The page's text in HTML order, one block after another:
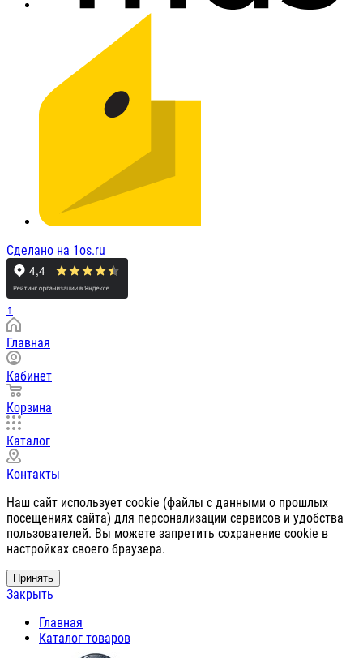
Сделано на 1os.ru
↑
Главная
Кабинет
Корзина
Каталог
Контакты
Наш сайт использует cookie (файлы с данными о прошлых
посещениях сайта) для персонализации сервисов и удобства
пользователей. Вы можете запретить сохранение cookie в
настройках своего браузера.
Принять
Закрыть
Главная
Каталог товаров